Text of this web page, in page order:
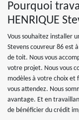
Pourquoi
HENRIQUE
Vous souhaitez installer
Stevens couvreur 86 est
de toit. Nous vous
votre projet. Nous vous
modèles à votre choix et
vous attendez. Nous
avantage. Et en
de bénéficier du crédit